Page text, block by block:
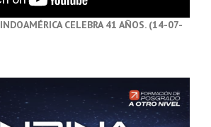
INDOAMÉRICA CELEBRA 41 AÑOS. (14-07-